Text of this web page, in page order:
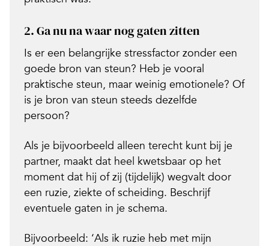
2.Ga nu na waar nog gaten zitten
Is er een belangrijke stressfactor zonder een
goede bron van steun? Heb je vooral
praktische steun, maar weinig emotionele? Of
is je bron van steun steeds dezelfde
persoon?
Als je bijvoorbeeld alleen terecht kunt bij je
partner, maakt dat heel kwetsbaar op het
moment dat hij of zij (tijdelijk) wegvalt door
een ruzie, ziekte of scheiding. Beschrijf
eventuele gaten in je schema.
Bijvoorbeeld: ‘Als ik ruzie heb met mijn